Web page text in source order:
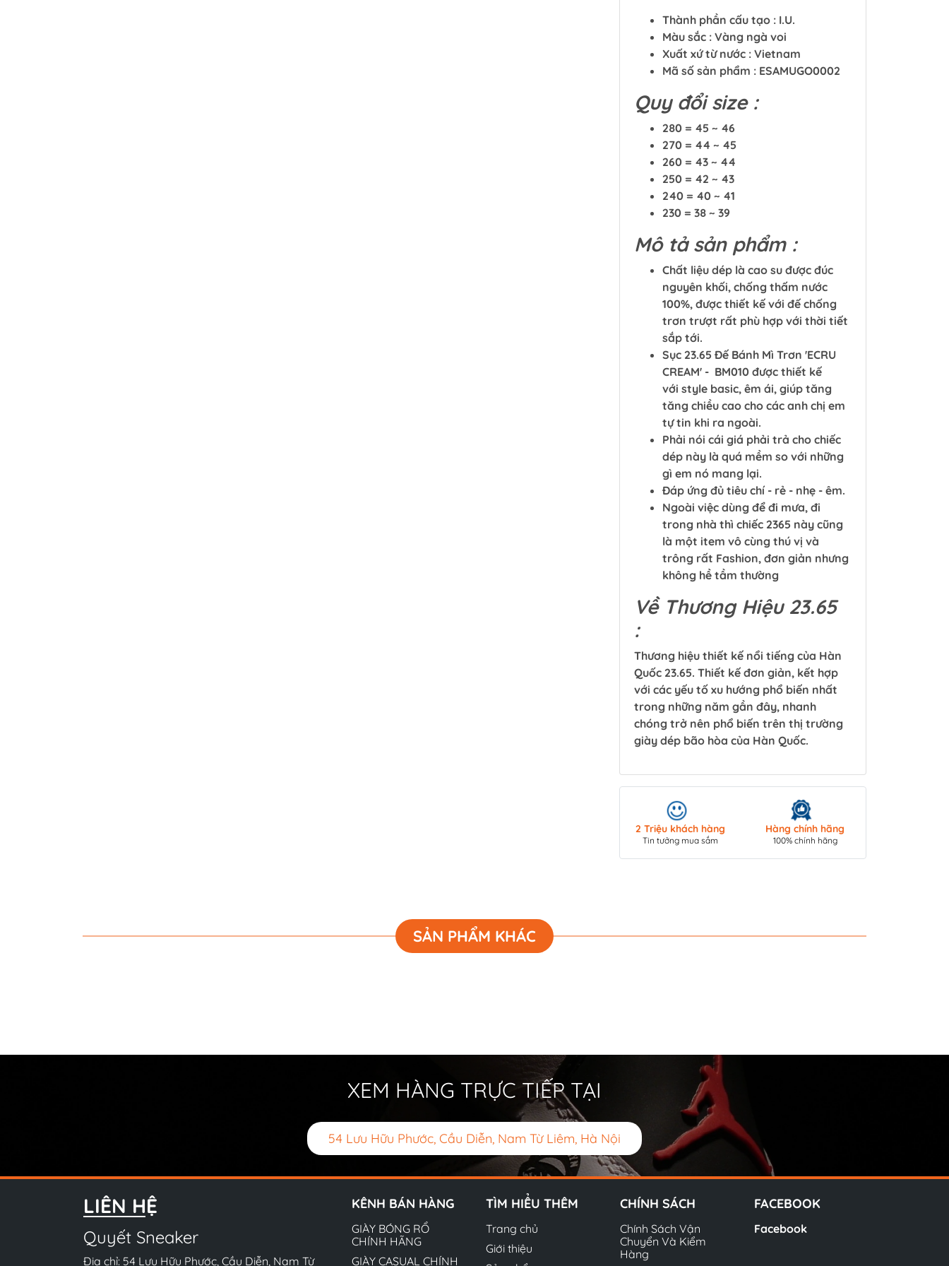
Thành phần cấu tạo : I.U.
Màu sắc : Vàng ngà voi
Xuất xứ từ nước : Vietnam
Mã số sản phẩm : ESAMUGO0002
Quy đổi size :
280 = 45 ~ 46
270 = 44 ~ 45
260 = 43 ~ 44
250 = 42 ~ 43
240 = 40 ~ 41
230 = 38 ~ 39
Mô tả sản phẩm :
Chất liệu dép là cao su được đúc
nguyên khối, chống thấm nước
100%, được thiết kế với đế chống
trơn trượt rất phù hợp với thời tiết
sắp tới.
Sục 23.65 Đế Bánh Mì Trơn 'ECRU
CREAM' - BM010 được thiết kế
với style basic, êm ái, giúp tăng
tăng chiều cao cho các anh chị em
tự tin khi ra ngoài.
Phải nói cái giá phải trả cho chiếc
dép này là quá mềm so với những
gì em nó mang lại.
Đáp ứng đủ tiêu chí - rẻ - nhẹ - êm.
Ngoài việc dùng để đi mưa, đi
trong nhà thì chiếc 2365 này cũng
là một item vô cùng thú vị và
trông rất Fashion, đơn giản nhưng
không hề tầm thường
Về Thương Hiệu 23.65
:
Thương hiệu thiết kế nổi tiếng của Hàn
Quốc 23.65. Thiết kế đơn giản, kết hợp
với các yếu tố xu hướng phổ biến nhất
trong những năm gần đây, nhanh
chóng trở nên phổ biến trên thị trường
giày dép bão hòa của Hàn Quốc.
2 Triệu khách hàng
Tin tưởng mua sắm
Hàng chính hãng
100% chính hãng
SẢN PHẨM KHÁC
XEM HÀNG TRỰC TIẾP TẠI
54 Lưu Hữu Phước, Cầu Diễn, Nam Từ Liêm, Hà Nội
LIÊN HỆ
Quyết Sneaker
Địa chỉ: 54 Lưu Hữu Phước, Cầu Diễn, Nam Từ
KÊNH BÁN HÀNG
GIÀY BÓNG RỔ
CHÍNH HÃNG
GIÀY CASUAL CHÍNH
TÌM HIỂU THÊM
Trang chủ
Giới thiệu
CHÍNH SÁCH
Chính Sách Vận
Chuyển Và Kiểm
Hàng
FACEBOOK
Facebook